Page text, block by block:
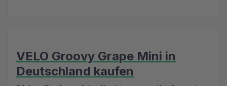
VELO Groovy Grape Mini in
Deutschland kaufen